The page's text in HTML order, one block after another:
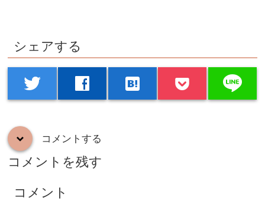
シェアする
twitter facebook hatenabookmark line
down コメントする
コメントを残す
コメント